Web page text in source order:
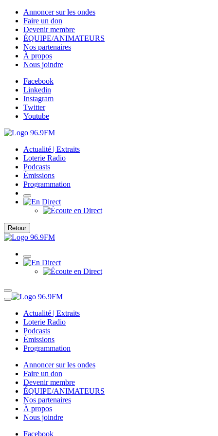
Annoncer sur les ondes
Faire un don
Devenir membre
ÉQUIPE/ANIMATEURS
Nos partenaires
À propos
Nous joindre
Facebook
Linkedin
Instagram
Twitter
Youtube
Actualité | Extraits
Loterie Radio
Podcasts
Émissions
Programmation
Retour
Actualité | Extraits
Loterie Radio
Podcasts
Émissions
Programmation
Annoncer sur les ondes
Faire un don
Devenir membre
ÉQUIPE/ANIMATEURS
Nos partenaires
À propos
Nous joindre
Facebook